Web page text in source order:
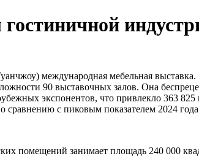
международная мебельная
90 выставочных залов. Она
экспонентов, что привлекло 363
сравнению с пиковым показателем 2024
помещений занимает площадь 240 000